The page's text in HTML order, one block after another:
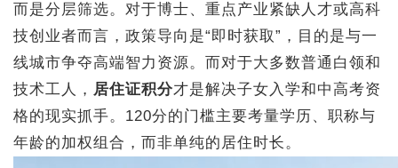
而是分层筛选。对于博士、重点产业紧缺人才或高科
技创业者而言，政策导向是“即时获取”，目的是与一
线城市争夺高端智力资源。而对于大多数普通白领和
技术工人， 居住证积分才是解决子女入学和中高考资
格的现实抓手。120分的门槛主要考量学历、职称与
年龄的加权组合，而非单纯的居住时长。